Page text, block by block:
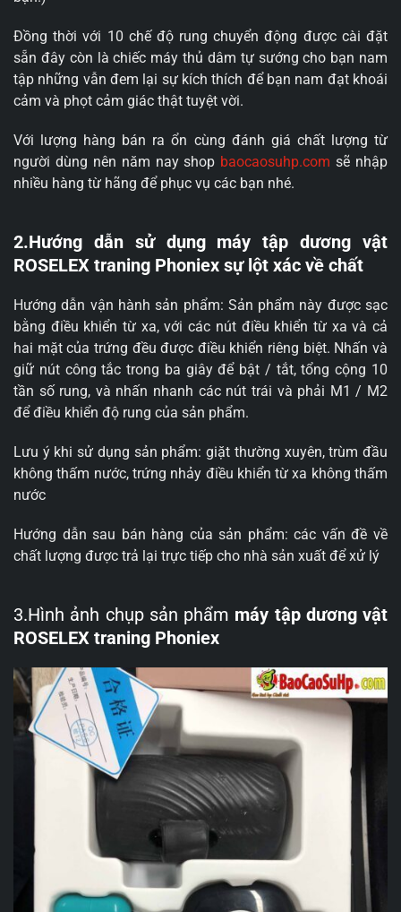
Đồng thời với 10 chế độ rung chuyển động được cài đặt
sẵn đây còn là chiếc máy thủ dâm tự sướng cho bạn nam
tập những vẫn đem lại sự kích thích để bạn nam đạt khoái
cảm và phọt cảm giác thật tuyệt vời.
Với lượng hàng bán ra ổn cùng đánh giá chất lượng từ
người dùng nên năm nay shop baocaosuhp.com sẽ nhập
nhiều hàng từ hãng để phục vụ các bạn nhé.
2.Hướng dẫn sử dụng máy tập dương vật
ROSELEX traning Phoniex sự lột xác về chất
Hướng dẫn vận hành sản phẩm: Sản phẩm này được sạc
bằng điều khiển từ xa, với các nút điều khiển từ xa và cả
hai mặt của trứng đều được điều khiển riêng biệt. Nhấn và
giữ nút công tắc trong ba giây để bật / tắt, tổng cộng 10
tần số rung, và nhấn nhanh các nút trái và phải M1 / ​​M2
để điều khiển độ rung của sản phẩm.
Lưu ý khi sử dụng sản phẩm: giặt thường xuyên, trùm đầu
không thấm nước, trứng nhảy điều khiển từ xa không thấm
nước
Hướng dẫn sau bán hàng của sản phẩm: các vấn đề về
chất lượng được trả lại trực tiếp cho nhà sản xuất để xử lý
3.Hình ảnh chụp sản phẩm máy tập dương vật
ROSELEX traning Phoniex